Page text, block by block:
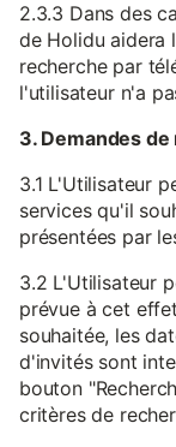
2.3.3 Dans des
de Holidu aidera
recherche par
l'utilisateur n'a
3. Demandes
3.1 L'Utilisateur
services qu'il
présentées par
3.2 L'Utilisateur
prévue à cet
souhaitée, les
d'invités sont
bouton
critères de